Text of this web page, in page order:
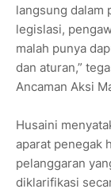
langsung dalam
legislasi,
malah punya
dan aturan,”
Ancaman Aksi
Husaini
aparat penegak
pelanggaran
diklarifikasi